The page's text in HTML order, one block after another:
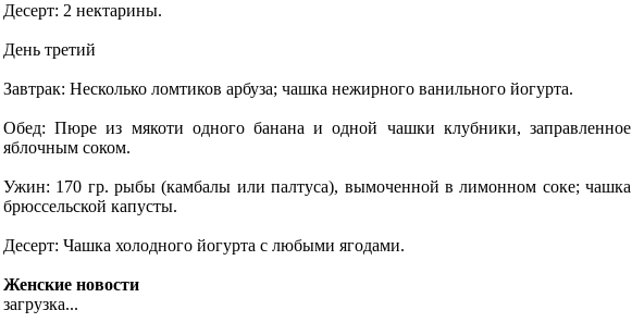
Десерт: 2 нектарины.
День третий
Завтрак: Несколько ломтиков арбуза; чашка нежирного ванильного йогурта.
Обед: Пюре из мякоти одного банана и одной чашки клубники, заправленное
яблочным соком.
Ужин: 170 гр. рыбы (камбалы или палтуса), вымоченной в лимонном соке; чашка
брюссельской капусты.
Десерт: Чашка холодного йогурта с любыми ягодами.
Женские новости
загрузка...